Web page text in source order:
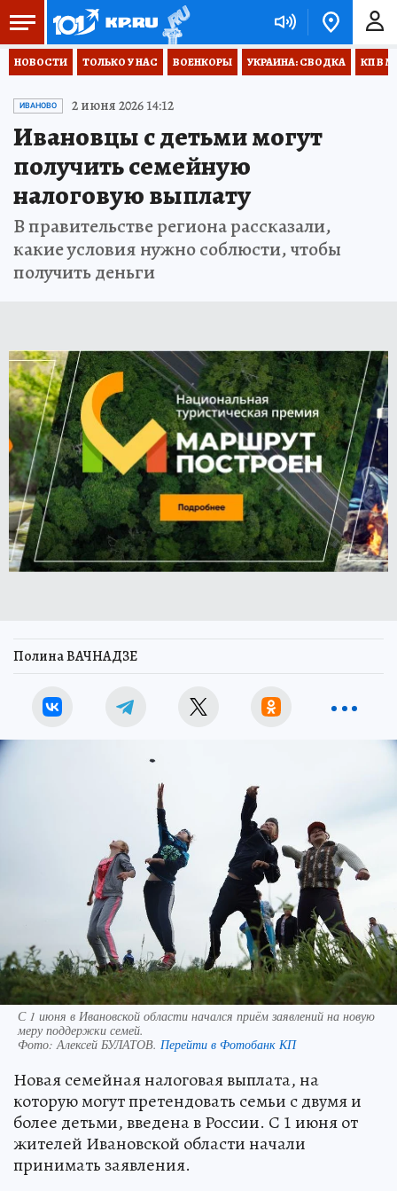
НОВОСТИ ТОЛЬКО У НАС ВОЕНКОРЫ УКРАИНА: СВОДКА КП В
ИВАНОВО 2 июня 2026 14:12
Ивановцы с детьми могут
получить семейную
налоговую выплату
В правительстве региона рассказали,
какие условия нужно соблюсти, чтобы
получить деньги
Полина ВАЧНАДЗЕ
С 1 июня в Ивановской области начался приём заявлений на новую
меру поддержки семей.
Фото:Алексей БУЛАТОВ. Перейти в Фотобанк КП
Новая семейная налоговая выплата, на
которую могут претендовать семьи с двумя и
более детьми, введена в России. С 1 июня от
жителей Ивановской области начали
принимать заявления.